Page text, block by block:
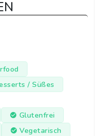
/ Süßes
Glutenfrei
Vegetarisch